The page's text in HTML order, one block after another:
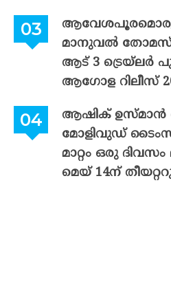
മാനുവൽ തോമസ്
ആട് 3 ട്രെയ്‌ലർ
ആഗോള റിലീസ്
ആഷിക് ഉസ്മാൻ
മോളിവുഡ് ടൈംസ്
മാറ്റം ഒരു
മെയ് 14ന്